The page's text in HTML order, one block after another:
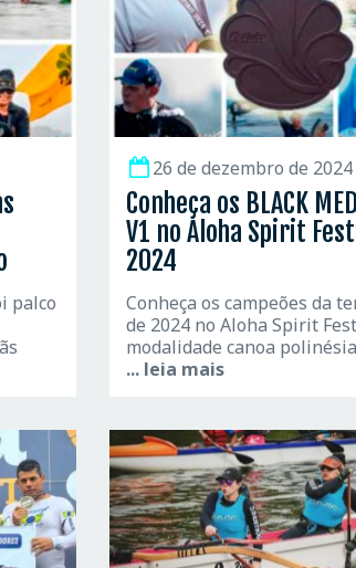
palco
26 de dezembro de 2024
Conheça os BLACK
V1 no Aloha Spirit
2024
Conheça os campeões da
de 2024 no Aloha Spirit
modalidade canoa
... leia mais